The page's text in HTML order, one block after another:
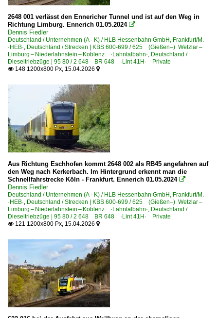
2648 001 verlässt den Ennericher Tunnel und ist auf den Weg in
Richtung Limburg. Ennerich 01.05.2024 
Dennis Fiedler
Deutschland / Unternehmen (A - K) / HLB Hessenbahn GmbH, Frankfurt/M.
·HEB· Deutschland / Strecken | KBS 600-699 / 625 (Gießen–) Wetzlar –
Limburg – Niederlahnstein – Koblenz ·Lahntalbahn· Deutschland /
Dieseltriebzüge | 95 80 / 2 648 BR 648 ·Lint 41H· Private
 148 1200x800 Px, 15.04.2026 
Aus Richtung Eschhofen kommt 2648 002 als RB45 angefahren auf
den Weg nach Kerkerbach. Im Hintergrund erkennt man die
Schnellfahrstrecke Köln - Frankfurt. Ennerich 01.05.2024 
Dennis Fiedler
Deutschland / Unternehmen (A - K) / HLB Hessenbahn GmbH, Frankfurt/M.
·HEB· Deutschland / Strecken | KBS 600-699 / 625 (Gießen–) Wetzlar –
Limburg – Niederlahnstein – Koblenz ·Lahntalbahn· Deutschland /
Dieseltriebzüge | 95 80 / 2 648 BR 648 ·Lint 41H· Private
 121 1200x800 Px, 15.04.2026 